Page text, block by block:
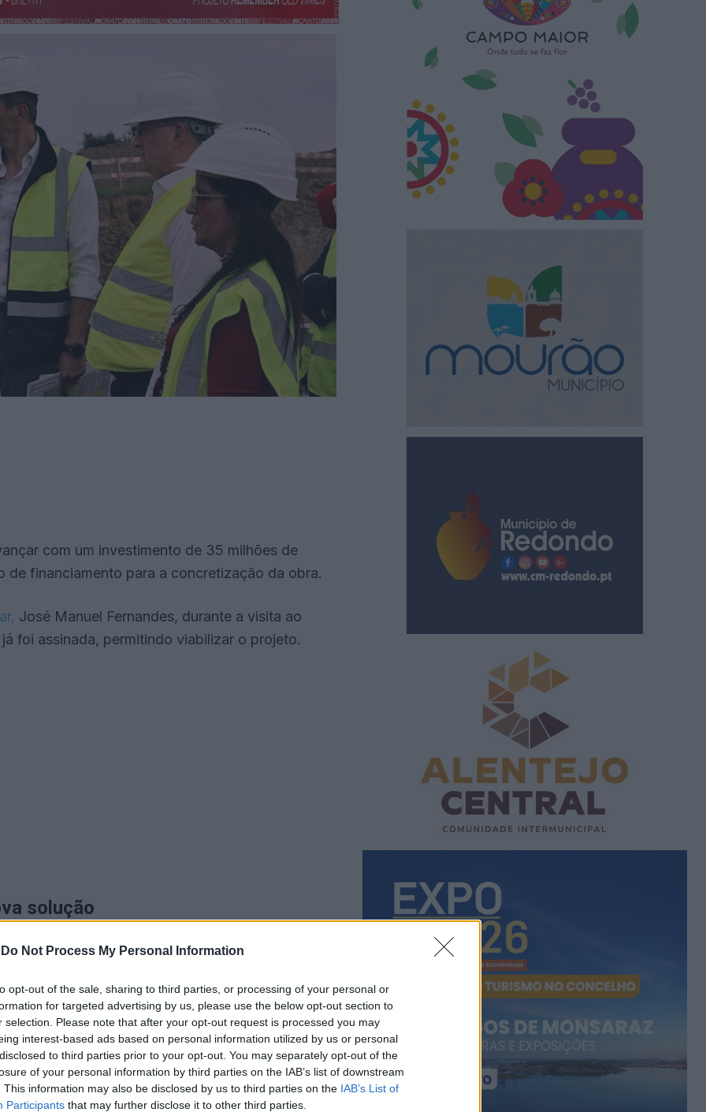
Do Not Process My Personal Information
opt-out of the sale, sharing to third parties, or processing of your personal or
for targeted advertising by us, please use the below opt-out section to
selection. Please note that after your opt-out request is processed you may
interest-based ads based on personal information utilized by us or personal
to third parties prior to your opt-out. You may separately opt-out of the
of your personal information by third parties on the IAB’s list of downstream
This information may also be disclosed by us to third parties on the IAB’s List of
Participants that may further disclose it to other third parties.
com um investimento de 35 milhões de
de financiamento para a concretização da obra.
José Manuel Fernandes, durante a visita ao
foi assinada, permitindo viabilizar o projeto.
solução
rega foi reconfigurado, passando a ser
uma alteração da fonte inicialmente prevista.
recursos por mais de um ano e, neste caso, os
reprogramação de fundos, libertando verbas
na área da energia, para aplicação